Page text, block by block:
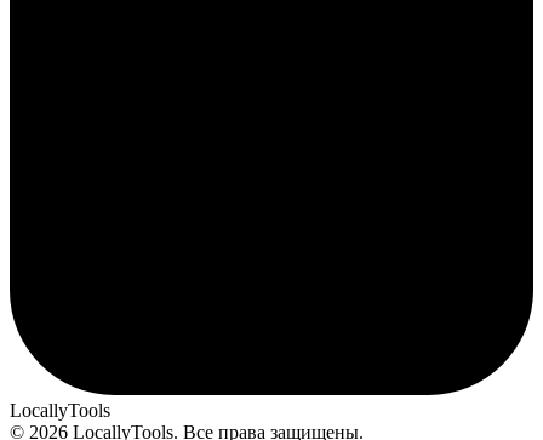
LocallyTools
© 2026 LocallyTools. Все права защищены.